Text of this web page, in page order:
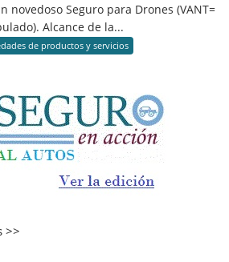
novedoso Seguro para Drones (VANT=
Alcance de la...
de productos y servicios
>>